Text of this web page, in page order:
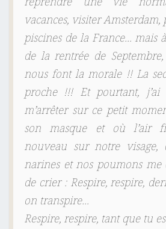
vacances, visiter
piscines de la France… mais
de la rentrée de
nous font la morale !! La
proche !!! Et pourtant,
m’arrêter sur ce petit
son masque et où l’air
nouveau sur notre visage,
narines et nos poumons me
de crier : Respire, respire,
on transpire…
Respire, respire, tant que tu